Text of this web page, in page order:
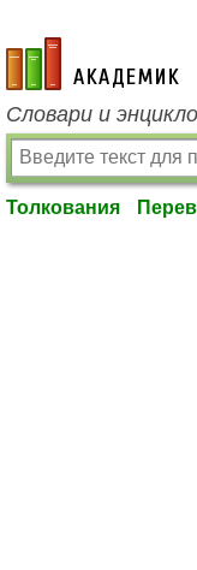
academic.ru
Словари и
Толкования